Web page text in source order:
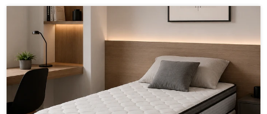
galería
imágenes